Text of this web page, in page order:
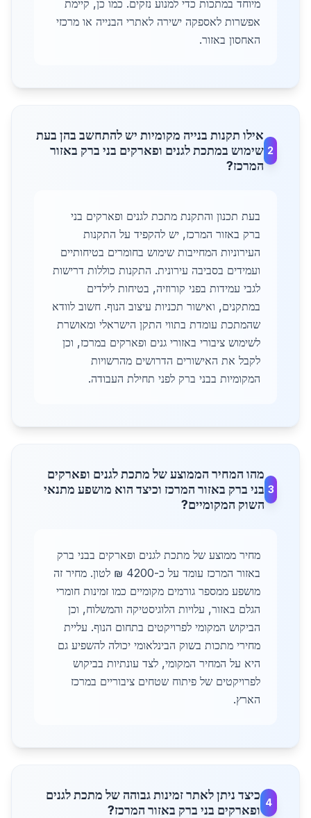
מיוחד במתכות כדי למנוע נזקים. כמו כן, קיימת
אפשרות לאספקה ישירה לאתרי הבנייה או מרכזי
האחסון באזור.
2
אילו תקנות בנייה מקומיות יש להתחשב בהן בעת
שימוש במתכת לגנים ופארקים בני ברק באזור
המרכז?
בעת תכנון והתקנת מתכת לגנים ופארקים בני
ברק באזור המרכז, יש להקפיד על התקנות
העירוניות המחייבות שימוש בחומרים בטיחותיים
ועמידים בסביבה עירונית. התקנות כוללות דרישות
לגבי עמידות בפני קורוזיה, בטיחות לילדים
במתקנים, ואישור תכניות עיצוב הנוף. חשוב לוודא
שהמתכת עומדת בתווי התקן הישראלי ומאושרת
לשימוש ציבורי באזורי גנים ופארקים במרכז, וכן
לקבל את האישורים הדרושים מהרשויות
המקומיות בבני ברק לפני תחילת העבודה.
3
מהו המחיר הממוצע של מתכת לגנים ופארקים
בני ברק באזור המרכז וכיצד הוא מושפע מתנאי
השוק המקומיים?
מחיר ממוצע של מתכת לגנים ופארקים בבני ברק
באזור המרכז עומד על כ-4200 ₪ לטון. מחיר זה
מושפע ממספר גורמים מקומיים כמו זמינות חומרי
הגלם באזור, עלויות הלוגיסטיקה והמשלוח, וכן
הביקוש המקומי לפרויקטים בתחום הנוף. עליית
מחירי מתכות בשוק הבינלאומי יכולה להשפיע גם
היא על המחיר המקומי, לצד עונתיות בביקוש
לפרויקטים של פיתוח שטחים ציבוריים במרכז
הארץ.
4
כיצד ניתן לאתר זמינות גבוהה של מתכת לגנים
ופארקים בני ברק באזור המרכז?